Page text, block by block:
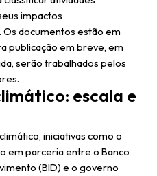
impactos
documentos estão em
publicação em breve, em
serão trabalhados pelos
escala e
iniciativas como o
em parceria entre o Banco
(BID) e o governo